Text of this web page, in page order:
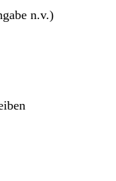
n.v.)